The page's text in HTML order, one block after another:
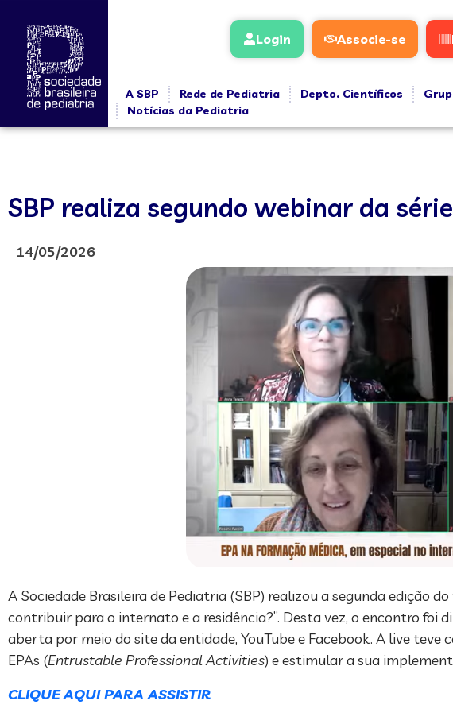
Login Associe-se
A SBP Rede de Pediatria Depto. Científicos
Notícias da Pediatria
SBP realiza segundo webinar da
14/05/2026
A Sociedade Brasileira de Pediatria (SBP) realizou a segunda edição
contribuir para o internato e a residência?”. Desta vez, o encontro foi
aberta por meio do site da entidade, YouTube e Facebook. A live
EPAs (Entrustable Professional Activities) e estimular a sua
CLIQUE AQUI PARA ASSISTIR